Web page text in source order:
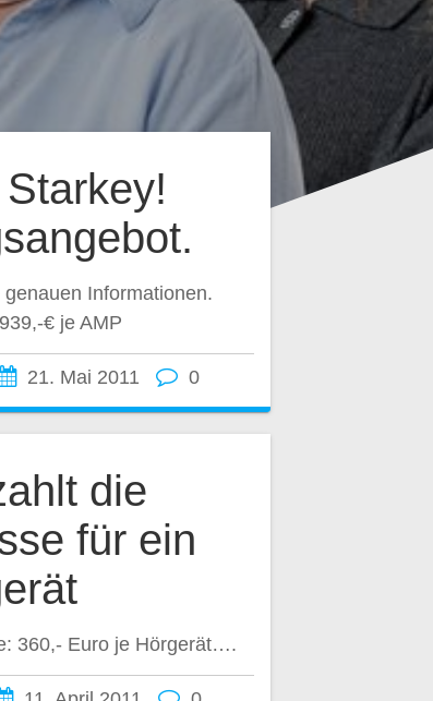
Informationen.
€ je AMP
21. Mai 2011 0
die
für ein
360,- Euro je Hörgerät….